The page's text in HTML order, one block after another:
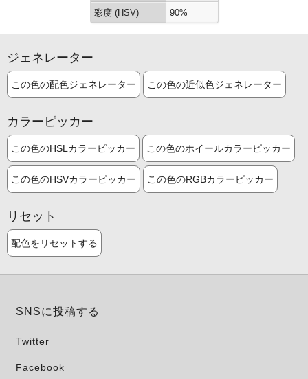
彩度 (HSV) 90%
ジェネレーター
この色の配色ジェネレーター この色の近似色ジェネレーター
カラーピッカー
この色のHSLカラーピッカー この色のホイールカラーピッカー
この色のHSVカラーピッカー この色のRGBカラーピッカー
リセット
配色をリセットする
SNSに投稿する
Twitter
Facebook